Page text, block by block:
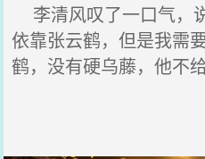
李清风叹了一口气，
依靠张云鹤，但是我需
鹤，没有硬乌藤，他不